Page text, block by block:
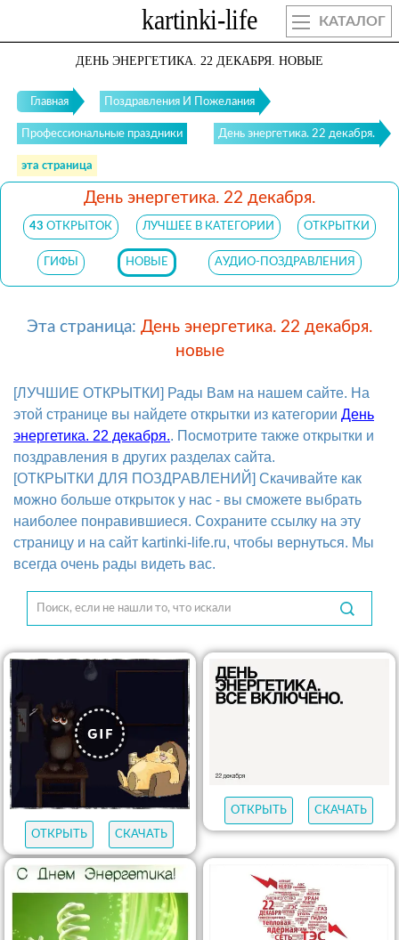
КАТАЛОГ
ДЕНЬ ЭНЕРГЕТИКА. 22 ДЕКАБРЯ. НОВЫЕ
Главная Поздравления И Пожелания
Профессиональные праздники День энергетика. 22 декабря.
эта страница
День энергетика. 22 декабря.
43 ОТКРЫТОК ЛУЧШЕЕ В КАТЕГОРИИ ОТКРЫТКИ
ГИФЫ НОВЫЕ АУДИО-ПОЗДРАВЛЕНИЯ
Эта страница: День энергетика. 22 декабря.
новые
[ЛУЧШИЕ ОТКРЫТКИ] Рады Вам на нашем сайте. На
этой странице вы найдете открытки из категории День
энергетика. 22 декабря.. Посмотрите также открытки и
поздравления в других разделах сайта.
[ОТКРЫТКИ ДЛЯ ПОЗДРАВЛЕНИЙ] Скачивайте как
можно больше открыток у нас - вы сможете выбрать
наиболее понравившиеся. Сохраните ссылку на эту
страницу и на сайт kartinki-life.ru, чтобы вернуться. Мы
всегда очень рады видеть вас.
ОТКРЫТЬ СКАЧАТЬ
ОТКРЫТЬ СКАЧАТЬ